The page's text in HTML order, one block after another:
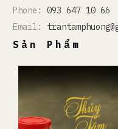
Phone: 093 647 10 66
Email:
Sản Phẩm